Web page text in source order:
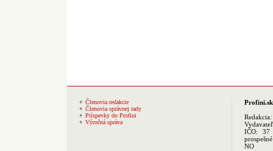
Členovia redakcie
Členovia správnej rady
Príspevky do Profini
Výročná správa
Profini.sk
Redakcia:
IČO: 37
NO